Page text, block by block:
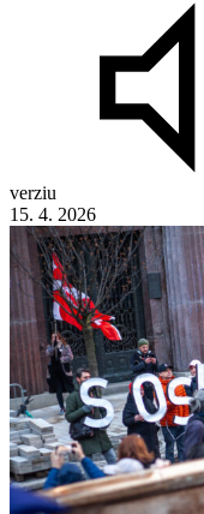
verziu
15. 4. 2026